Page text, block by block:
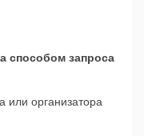
способом запроса
организатора